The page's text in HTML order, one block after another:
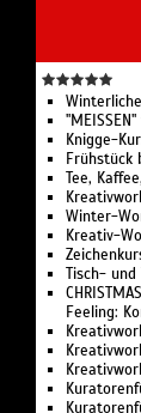
Knigge-
Frühstück
Tee,
Winter-
Kreativ-
Tisch- und
Feeling: